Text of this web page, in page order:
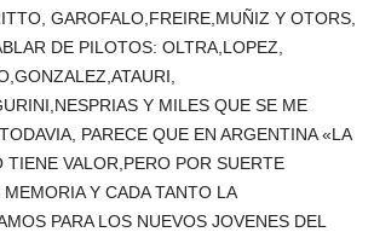
GAROFALO,FREIRE,MUÑIZ Y OTORS,
DE PILOTOS: OLTRA,LOPEZ,
Y MILES QUE SE ME
PARECE QUE EN ARGENTINA «LA
TIENE VALOR,PERO POR SUERTE
Y CADA TANTO LA
PARA LOS NUEVOS JOVENES DEL